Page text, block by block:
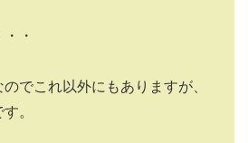
・
でこれ以外にもありますが、
。